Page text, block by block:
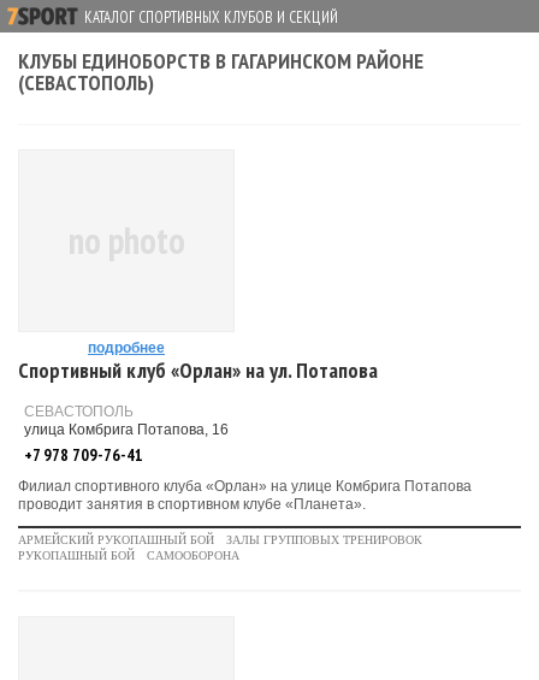
КАТАЛОГ СПОРТИВНЫХ КЛУБОВ И СЕКЦИЙ
КЛУБЫ ЕДИНОБОРСТВ В ГАГАРИНСКОМ РАЙОНЕ
(СЕВАСТОПОЛЬ)
no photo
подробнее
Спортивный клуб «Орлан» на ул. Потапова
СЕВАСТОПОЛЬ
улица Комбрига Потапова, 16
+7 978 709-76-41
Филиал спортивного клуба «Орлан» на улице Комбрига Потапова
проводит занятия в спортивном клубе «Планета».
АРМЕЙСКИЙ РУКОПАШНЫЙ БОЙ
ЗАЛЫ ГРУППОВЫХ ТРЕНИРОВОК
РУКОПАШНЫЙ БОЙ
САМООБОРОНА